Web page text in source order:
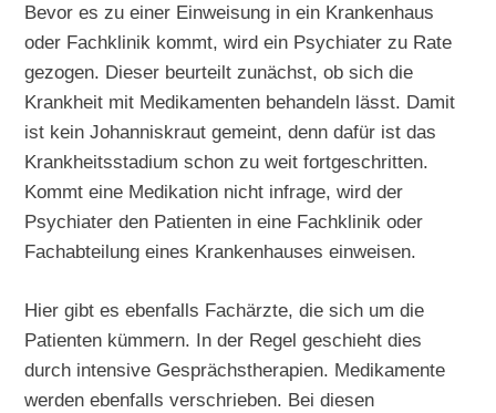
Bevor es zu einer Einweisung in ein Krankenhaus
oder Fachklinik kommt, wird ein Psychiater zu Rate
gezogen. Dieser beurteilt zunächst, ob sich die
Krankheit mit Medikamenten behandeln lässt. Damit
ist kein Johanniskraut gemeint, denn dafür ist das
Krankheitsstadium schon zu weit fortgeschritten.
Kommt eine Medikation nicht infrage, wird der
Psychiater den Patienten in eine Fachklinik oder
Fachabteilung eines Krankenhauses einweisen.
Hier gibt es ebenfalls Fachärzte, die sich um die
Patienten kümmern. In der Regel geschieht dies
durch intensive Gesprächstherapien. Medikamente
werden ebenfalls verschrieben. Bei diesen